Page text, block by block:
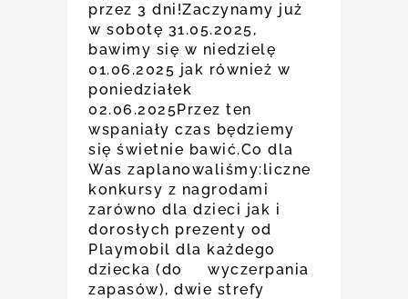
przez 3 dni!Zaczynamy już
w sobotę 31.05.2025,
bawimy się w niedzielę
01.06.2025 jak również w
poniedziałek
02.06.2025Przez ten
wspaniały czas będziemy
się świetnie bawić.Co dla
Was zaplanowaliśmy:liczne
konkursy z nagrodami
zarówno dla dzieci jak i
dorosłych prezenty od
Playmobil dla każdego
dziecka (do wyczerpania
zapasów), dwie strefy